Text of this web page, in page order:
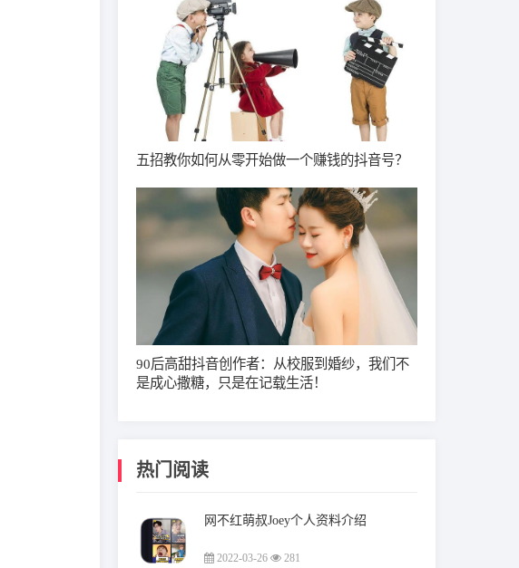
五招教你如何从零开始做一个赚钱的抖音号？
90后高甜抖音创作者：从校服到婚纱，我们不
是成心撒糖，只是在记载生活！
热门阅读
网不红萌叔Joey个人资料介绍
2022-03-26 281